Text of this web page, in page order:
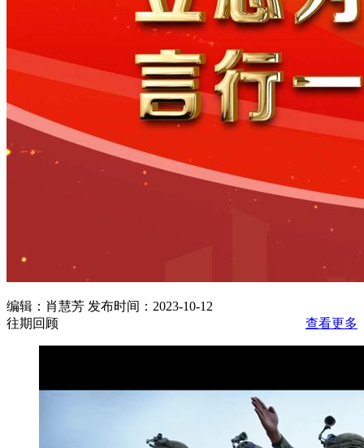
编辑：肖慧芳 发布时间：2023-10-12
往期回顾
查看更多